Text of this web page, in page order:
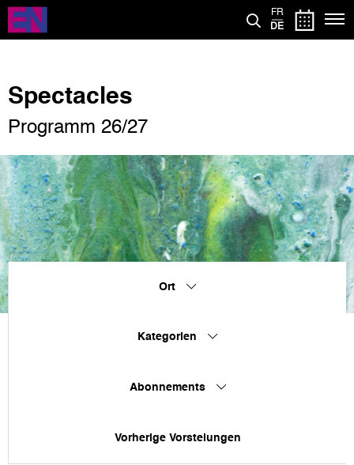
Direkt
zum
Inhalt
FR
DE
Spectacles
Programm 26/27
Ort
Kategorien
Abonnements
Vorherige Vorstelungen